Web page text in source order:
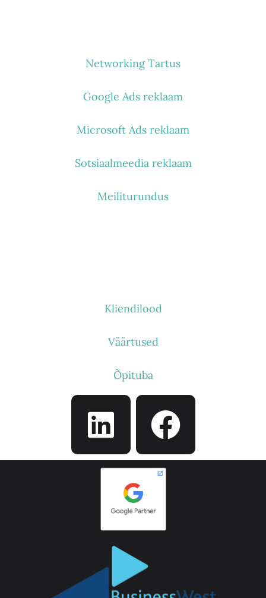
Networking Tartus
Google Ads reklaam
Microsoft Ads reklaam
Sotsiaalmeedia reklaam
Meiliturundus
Kliendilood
Väärtused
Õpituba